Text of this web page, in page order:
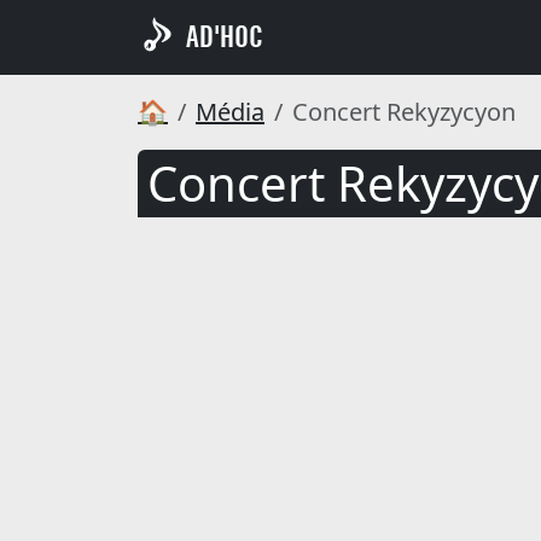
AD'HOC
🏠 Média Concert Rekyzycyon
Concert